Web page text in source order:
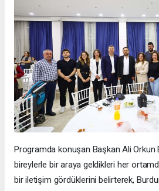
Programda konuşan Başkan Ali Orkun
bireylerle bir araya geldikleri her
bir iletişim gördüklerini belirterek,